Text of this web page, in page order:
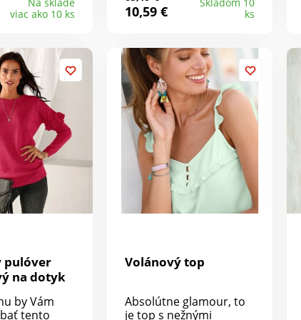
Výstrih do
99 %
na
cca 65 cm.
viac ako 10 ks
výstrih, vzadu výstrih s
Rovný spodný lem.
10,59 €
ks
pulóver
na dotyk
by Vám
tento
Volánový top
Absolútne glamour, to
je top s nežnými